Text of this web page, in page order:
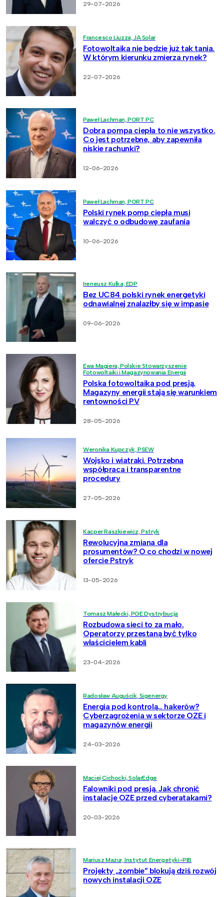
29-07-2026
Francesco Liuzza, JA Solar
Fotowoltaika nie będzie już tak tania.
W którym kierunku zmierza rynek?
22-07-2026
Paweł Lachman, PORT PC
Dobra pompa ciepła to nie wszystko.
Co jest potrzebne, aby zapewniła
niskie rachunki?
12-06-2026
Paweł Lachman, PORT PC
Polski rynek pomp ciepła musi
walczyć o odbudowę zaufania
10-06-2026
Ireneusz Kulka, EDP
Bez UC84 polski rynek energetyki
odnawialnej znalazłby się w impasie
09-06-2026
Ewa Magiera, Polskie Stowarzyszenie
Fotowoltaiki i Magazynowania Energii
Polska fotowoltaika pod presją.
Magazyny energii stają się warunkiem
rentowności PV
28-05-2026
Weronika Kupczyk, PSEW
Wojsko i wiatraki. Potrzebna
współpraca i transparentne
procedury
27-05-2026
Kacper Raszkiewicz, Pstryk
Rewolucyjna zmiana dla
prosumentów? O co chodzi w nowej
ofercie Pstryk
13-05-2026
Tomasz Małecki, PGE Dystrybucja
Rozbudowa sieci to za mało.
Operatorzy przestaną być tylko
właścicielem kabli
23-04-2026
Radosław Auguścik, Sigenergy
Energia pod kontrolą… hakerów?
Cyberzagrożenia w sektorze OZE i
magazynów energii
24-03-2026
Maciej Cichocki, SolarEdge
Falowniki pod presją. Jak chronić
instalacje OZE przed cyberatakami?
20-03-2026
Mariusz Mazur, Instytut Energetyki-PIB
Projekty „zombie” blokują dziś rozwój
nowych instalacji OZE